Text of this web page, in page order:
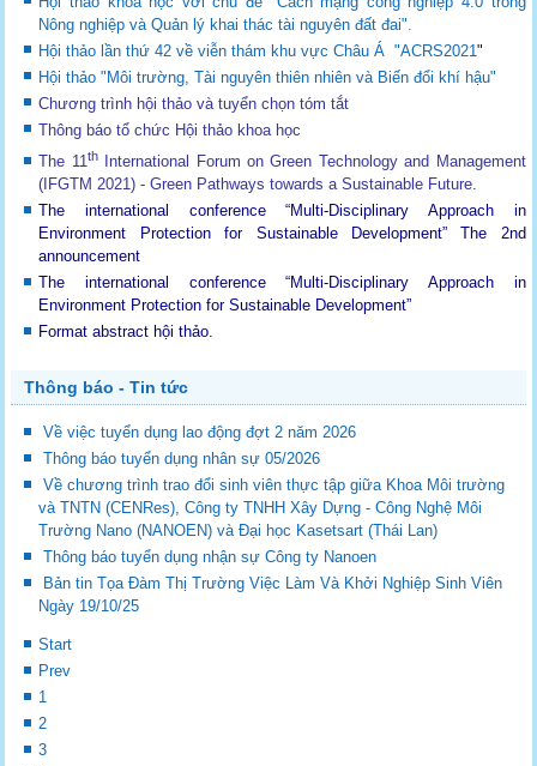
Nông nghiệp và Quản lý khai thác tài nguyên đất đai".
Hội thảo lần thứ 42 về viễn thám khu vực Châu Á "ACRS2021"
Hội thảo "Môi trường, Tài nguyên thiên nhiên và Biến đổi khí hậu"
Chương trình hội thảo và tuyển chọn tóm tắt
Thông báo tổ chức Hội thảo khoa học
The 11thInternational Forum on Green Technology and Management
(IFGTM 2021) - Green Pathways towards a Sustainable Future.
The international conference “Multi-Disciplinary Approach in
Environment Protection for Sustainable Development”The 2nd
announcement
The international conference “Multi-Disciplinary Approach in
Environment Protection for Sustainable Development”
Format abstract hội thảo.
Thông báo - Tin tức
Về việc tuyển dụng lao động đợt 2 năm 2026
Thông báo tuyển dụng nhân sự 05/2026
Về chương trình trao đổi sinh viên thực tập giữa Khoa Môi trường
và TNTN (CENRes), Công ty TNHH Xây Dựng - Công Nghệ Môi
Trường Nano (NANOEN) và Đại học Kasetsart (Thái Lan)
Thông báo tuyển dụng nhận sự Công ty Nanoen
Bản tin Tọa Đàm Thị Trường Việc Làm Và Khởi Nghiệp Sinh Viên
Ngày 19/10/25
Start
Prev
1
2
3